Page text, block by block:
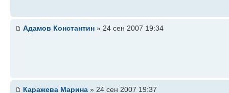
Адамов Константин » 24 сен 2007 19:34
Каражева Марина » 24 сен 2007 19:37